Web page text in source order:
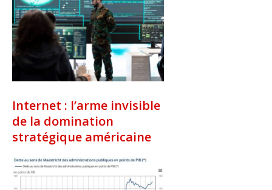
Internet : l’arme invisible
de la domination
stratégique américaine